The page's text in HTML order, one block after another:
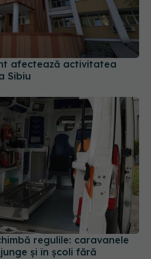
afectează activitatea
Sibiu
regulile: caravanele
și în școli fără